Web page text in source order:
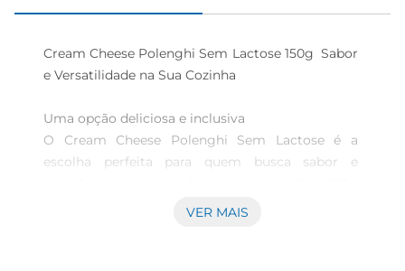
Cream Cheese Polenghi Sem Lactose 150g  Sabor
e Versatilidade na Sua Cozinha
Uma opção deliciosa e inclusiva
O Cream Cheese Polenghi Sem Lactose é a
escolha perfeita para quem busca sabor e
de pura cremosidade, este cream cheese é ideal
VER MAIS